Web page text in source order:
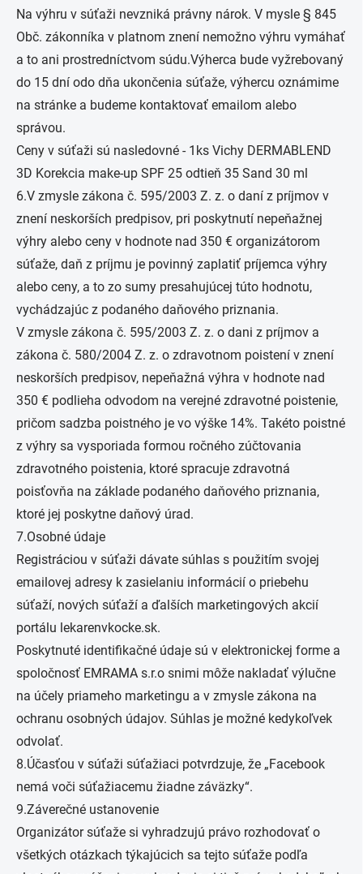
Na výhru v súťaži nevzniká právny nárok. V mysle § 845
Obč. zákonníka v platnom znení nemožno výhru vymáhať
a to ani prostredníctvom súdu.Výherca bude vyžrebovaný
do 15 dní odo dňa ukončenia súťaže, výhercu oznámime
na stránke a budeme kontaktovať emailom alebo
správou.
Ceny v súťaži sú nasledovné - 1ks Vichy DERMABLEND
3D Korekcia make-up SPF 25 odtieň 35 Sand 30 ml
6.V zmysle zákona č. 595/2003 Z. z. o daní z príjmov v
znení neskorších predpisov, pri poskytnutí nepeňažnej
výhry alebo ceny v hodnote nad 350 € organizátorom
súťaže, daň z príjmu je povinný zaplatiť príjemca výhry
alebo ceny, a to zo sumy presahujúcej túto hodnotu,
vychádzajúc z podaného daňového priznania.
V zmysle zákona č. 595/2003 Z. z. o dani z príjmov a
zákona č. 580/2004 Z. z. o zdravotnom poistení v znení
neskorších predpisov, nepeňažná výhra v hodnote nad
350 € podlieha odvodom na verejné zdravotné poistenie,
pričom sadzba poistného je vo výške 14%. Takéto poistné
z výhry sa vysporiada formou ročného zúčtovania
zdravotného poistenia, ktoré spracuje zdravotná
poisťovňa na základe podaného daňového priznania,
ktoré jej poskytne daňový úrad.
7.Osobné údaje
Registráciou v súťaži dávate súhlas s použitím svojej
emailovej adresy k zasielaniu informácií o priebehu
súťaží, nových súťaží a ďalších marketingových akcií
portálu lekarenvkocke.sk.
Poskytnuté identifikačné údaje sú v elektronickej forme a
spoločnosť EMRAMA s.r.o snimi môže nakladať výlučne
na účely priameho marketingu a v zmysle zákona na
ochranu osobných údajov. Súhlas je možné kedykoľvek
odvolať.
8.Účasťou v súťaži súťažiaci potvrdzuje, že „Facebook
nemá voči súťažiacemu žiadne záväzky“.
9.Záverečné ustanovenie
Organizátor súťaže si vyhradzujú právo rozhodovať o
všetkých otázkach týkajúcich sa tejto súťaže podľa